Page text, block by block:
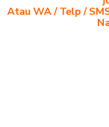
Atau WA / Telp /